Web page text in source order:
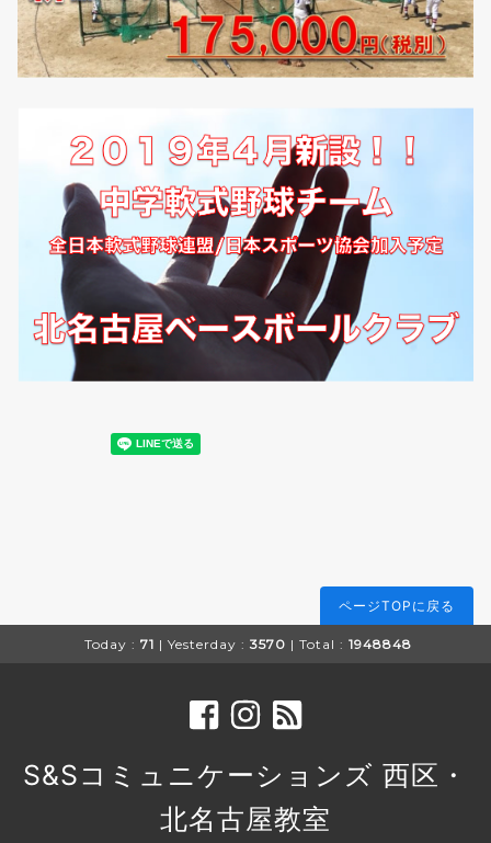
ページTOPに戻る
Today : 71 | Yesterday : 3570 | Total : 1948848
S&Sコミュニケーションズ 西区・
北名古屋教室